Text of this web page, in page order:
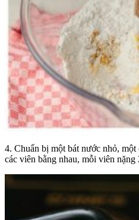
4. Chuẩn bị một bát nước nhỏ,
các viên bằng nhau, mỗi viên nặng